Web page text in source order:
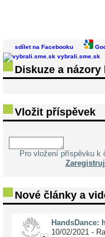
sdílet na Facebooku
vybrali.sme.sk
Diskuze a názory
Vložit příspěvek
Pro vložení příspěvku k
Nové články a
10/02/2021 -